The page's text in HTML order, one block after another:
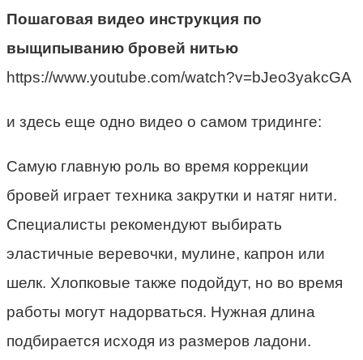
Пошаговая видео инструкция по
выщипыванию бровей нитью
https://www.youtube.com/watch?v=bJeo3yakcGA
и здесь еще одно видео о самом тридинге:
Самую главную роль во время коррекции
бровей играет техника закрутки и натяг нити.
Специалисты рекомендуют выбирать
эластичные веревочки, мулине, капрон или
шелк. Хлопковые также подойдут, но во время
работы могут надорваться. Нужная длина
подбирается исходя из размеров ладони.